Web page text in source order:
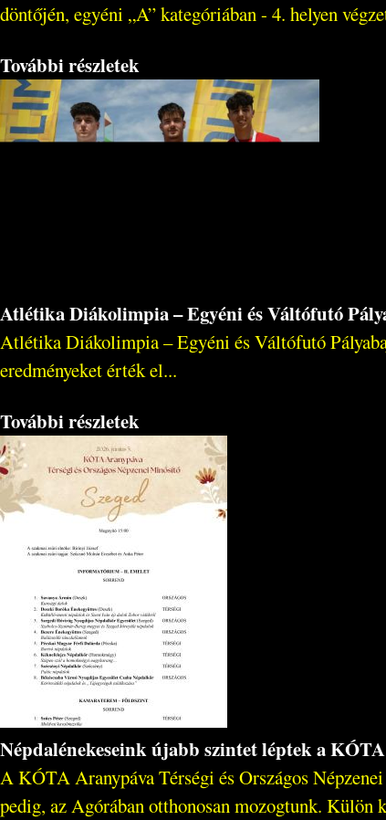
döntőjén, egyéni „A” kategóriában - 4. helyen
További részletek
Atlétika Diákolimpia – Egyéni és Váltófutó
Atlétika Diákolimpia – Egyéni és Váltófutó
eredményeket érték el...
További részletek
Népdalénekeseink újabb szintet léptek a
A KÓTA Aranypáva Térségi és Országos
pedig, az Agórában otthonosan mozogtunk. Külön